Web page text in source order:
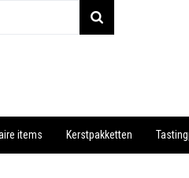
items Kerstpakketten